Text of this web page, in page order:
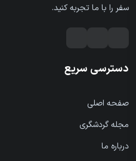
سفر را با ما تجربه کنید.
دسترسی سریع
صفحه اصلی
مجله گردشگری
درباره ما